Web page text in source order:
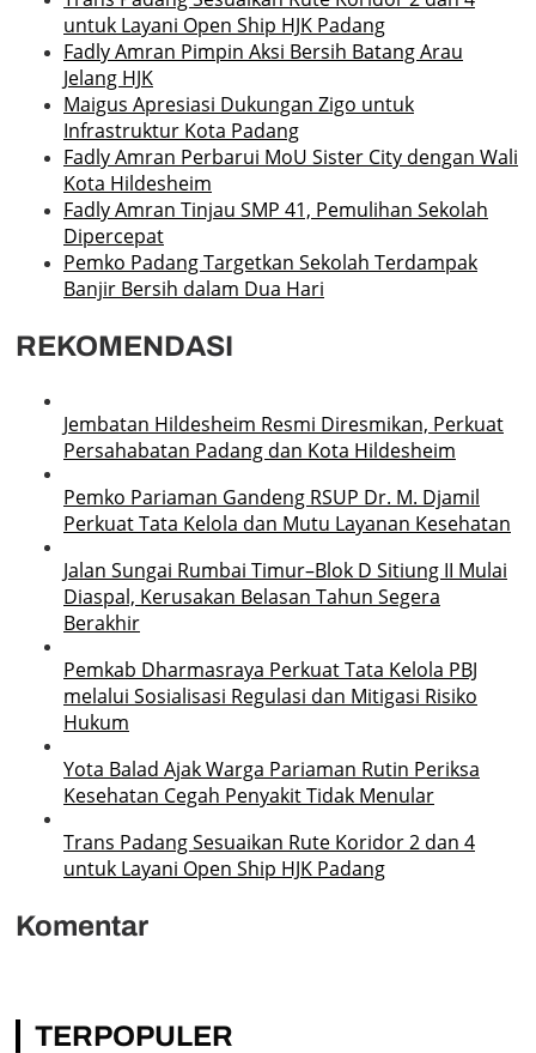
untuk Layani Open Ship HJK Padang
Fadly Amran Pimpin Aksi Bersih Batang Arau
Jelang HJK
Maigus Apresiasi Dukungan Zigo untuk
Infrastruktur Kota Padang
Fadly Amran Perbarui MoU Sister City dengan Wali
Kota Hildesheim
Fadly Amran Tinjau SMP 41, Pemulihan Sekolah
Dipercepat
Pemko Padang Targetkan Sekolah Terdampak
Banjir Bersih dalam Dua Hari
REKOMENDASI
Jembatan Hildesheim Resmi Diresmikan, Perkuat
Persahabatan Padang dan Kota Hildesheim
Pemko Pariaman Gandeng RSUP Dr. M. Djamil
Perkuat Tata Kelola dan Mutu Layanan Kesehatan
Jalan Sungai Rumbai Timur–Blok D Sitiung II Mulai
Diaspal, Kerusakan Belasan Tahun Segera
Berakhir
Pemkab Dharmasraya Perkuat Tata Kelola PBJ
melalui Sosialisasi Regulasi dan Mitigasi Risiko
Hukum
Yota Balad Ajak Warga Pariaman Rutin Periksa
Kesehatan Cegah Penyakit Tidak Menular
Trans Padang Sesuaikan Rute Koridor 2 dan 4
untuk Layani Open Ship HJK Padang
Komentar
TERPOPULER